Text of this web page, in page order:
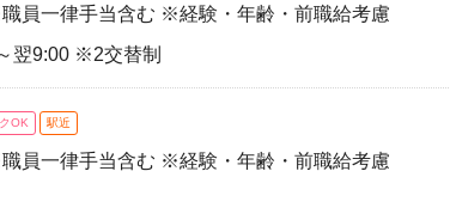
員一律手当含む ※経験・年齢・前職給考慮
翌9:00 ※2交替制
OK 駅近
員一律手当含む ※経験・年齢・前職給考慮